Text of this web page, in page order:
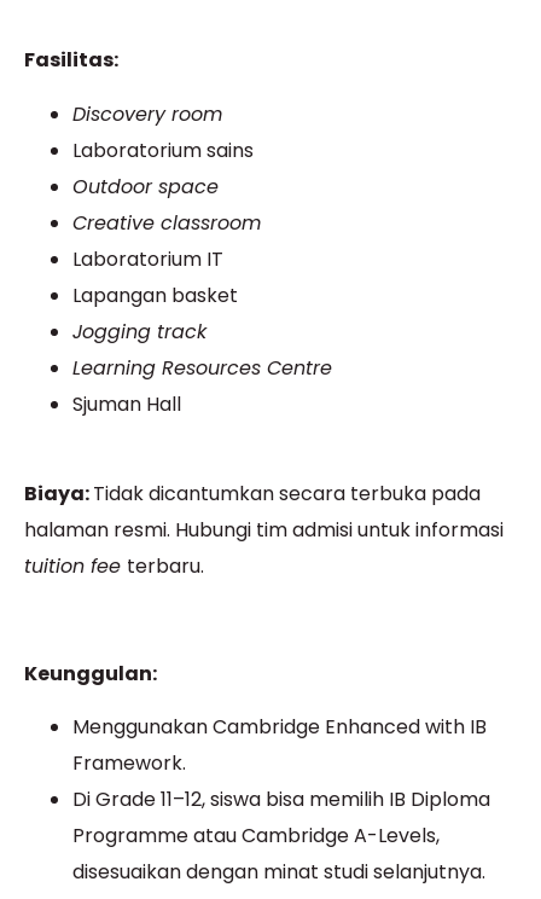
Fasilitas:
Discovery room
Laboratorium sains
Outdoor space
Creative classroom
Laboratorium IT
Lapangan basket
Jogging track
Learning Resources Centre
Sjuman Hall
Biaya:Tidak dicantumkan secara terbuka pada
halaman resmi. Hubungi tim admisi untuk informasi
tuition fee terbaru.
Keunggulan:
Menggunakan Cambridge Enhanced with IB
Framework.
Di Grade 11–12, siswa bisa memilih IB Diploma
Programme atau Cambridge A-Levels,
disesuaikan dengan minat studi selanjutnya.